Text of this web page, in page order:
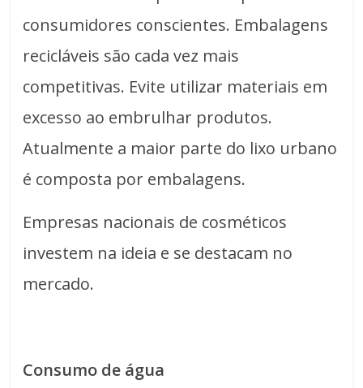
consumidores conscientes. Embalagens
recicláveis são cada vez mais
competitivas. Evite utilizar materiais em
excesso ao embrulhar produtos.
Atualmente a maior parte do lixo urbano
é composta por embalagens.
Empresas nacionais de cosméticos
investem na ideia e se destacam no
mercado.
Consumo de água